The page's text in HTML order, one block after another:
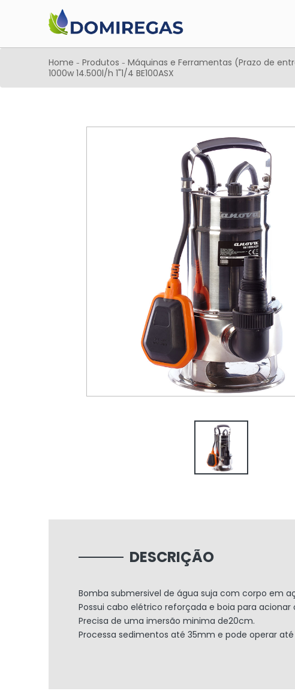
Home - Produtos - Máquinas e Ferramentas (Prazo de
1000w 14.500l/h 1"1/4 BE100ASX
DESCRIÇÃO
Bomba submersivel de água suja com corpo em
Possui cabo elétrico reforçada e boia para acionar
Precisa de uma imersão minima de20cm.
Processa sedimentos até 35mm e pode operar